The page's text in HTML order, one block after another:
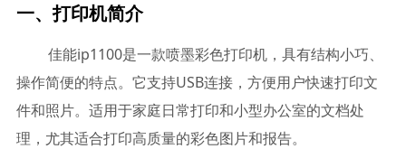
一、打印机简介
佳能ip1100是一款喷墨彩色打印机，具有结构小巧、
操作简便的特点。它支持USB连接，方便用户快速打印文
件和照片。适用于家庭日常打印和小型办公室的文档处
理，尤其适合打印高质量的彩色图片和报告。